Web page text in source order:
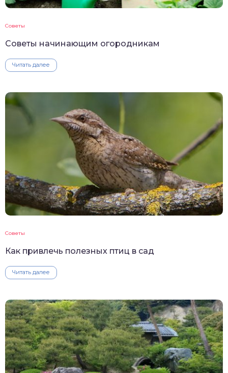
Советы
Советы начинающим огородникам
Читать далее
Советы
Как привлечь полезных птиц в сад
Читать далее